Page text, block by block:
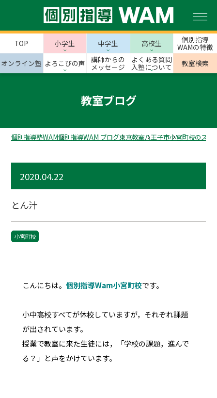
TOP 小学生 中学生 高校生
個別指導
WAMの特徴
オンライン塾 よろこびの声
講師からの
メッセージ
よくある質問
入塾について
教室検索
教室ブログ
個別指導塾WAM個別指導WAM ブログ東京教室八王子市小宮町校のスタ
2020.04.22
とん汁
小宮町校
こんにちは。 個別指導Wam小宮町校です。
小中高校すべてが休校していますが，それぞれ課題
が出されています。
授業で教室に来た生徒には，「学校の課題，進んで
る？」と声をかけています。